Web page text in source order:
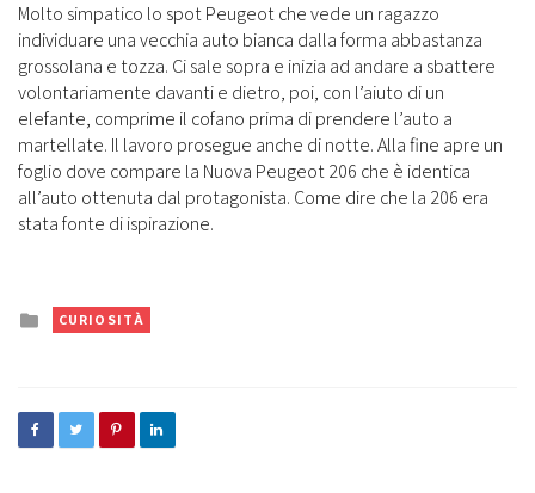
Molto simpatico lo spot Peugeot che vede un ragazzo
individuare una vecchia auto bianca dalla forma abbastanza
grossolana e tozza. Ci sale sopra e inizia ad andare a sbattere
volontariamente davanti e dietro, poi, con l’aiuto di un
elefante, comprime il cofano prima di prendere l’auto a
martellate. Il lavoro prosegue anche di notte. Alla fine apre un
foglio dove compare la Nuova Peugeot 206 che è identica
all’auto ottenuta dal protagonista. Come dire che la 206 era
stata fonte di ispirazione.
Posted
in
CURIOSITÀ